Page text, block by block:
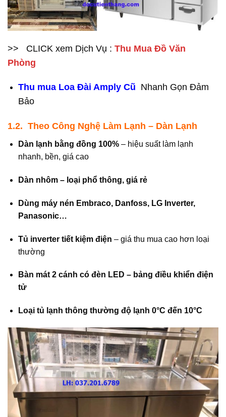
>> CLICK xem Dịch Vụ : Thu Mua Đồ Văn
Phòng
Thu mua Loa Đài Amply Cũ Nhanh Gọn Đảm
Bảo
1.2. Theo Công Nghệ Làm Lạnh – Dàn Lạnh
Dàn lạnh bằng đồng 100%– hiệu suất làm lạnh
nhanh, bền, giá cao
Dàn nhôm – loại phổ thông, giá rẻ
Dùng máy nén Embraco, Danfoss, LG Inverter,
Panasonic…
Tủ inverter tiết kiệm điện – giá thu mua cao hơn loại
thường
Bàn mát 2 cánh có đèn LED – bảng điều khiển điện
tử
Loại tủ lạnh thông thường độ lạnh 0°C đến 10°C